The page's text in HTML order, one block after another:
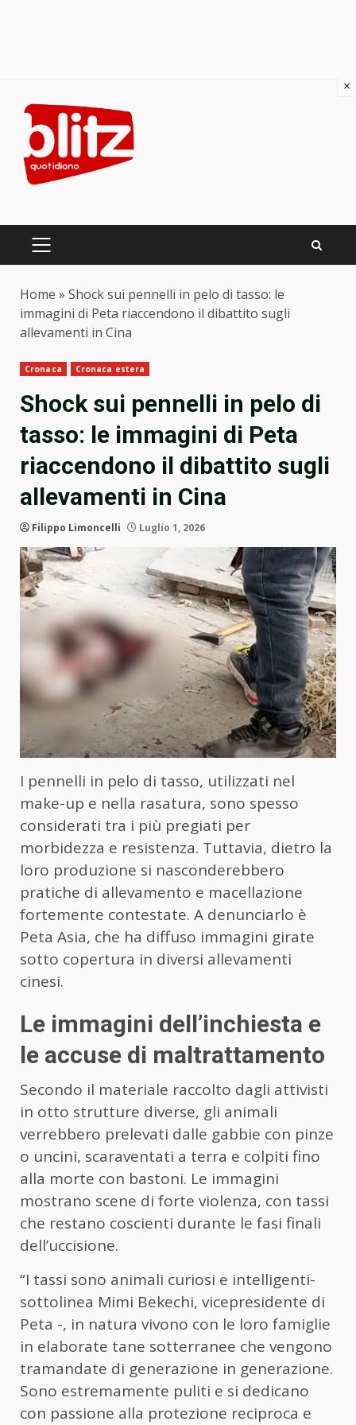
content
PRIMARY
Home » Shock sui pennelli in pelo di tasso: le
immagini di Peta riaccendono il dibattito sugli
allevamenti in Cina
Cronaca Cronaca estera
Shock sui pennelli in pelo di
tasso: le immagini di Peta
riaccendono il dibattito sugli
allevamenti in Cina
Filippo Limoncelli Luglio 1, 2026
I pennelli in pelo di tasso, utilizzati nel
make-up e nella rasatura, sono spesso
considerati tra i più pregiati per
morbidezza e resistenza. Tuttavia, dietro la
loro produzione si nasconderebbero
pratiche di allevamento e macellazione
fortemente contestate. A denunciarlo è
Peta Asia, che ha diffuso immagini girate
sotto copertura in diversi allevamenti
cinesi.
Le immagini dell’inchiesta e
le accuse di maltrattamento
Secondo il materiale raccolto dagli attivisti
in otto strutture diverse, gli animali
verrebbero prelevati dalle gabbie con pinze
o uncini, scaraventati a terra e colpiti fino
alla morte con bastoni. Le immagini
mostrano scene di forte violenza, con tassi
che restano coscienti durante le fasi finali
dell’uccisione.
“I tassi sono animali curiosi e intelligenti-
sottolinea Mimi Bekechi, vicepresidente di
Peta -, in natura vivono con le loro famiglie
in elaborate tane sotterranee che vengono
tramandate di generazione in generazione.
Sono estremamente puliti e si dedicano
con passione alla protezione reciproca e
×